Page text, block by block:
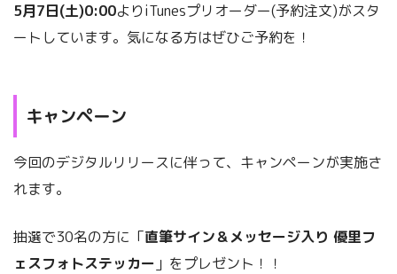
5月7日(土)0:00よりiTunesプリオーダー(予約注文)がスタ
ートしています。気になる方はぜひご予約を！
キャンペーン
今回のデジタルリリースに伴って、キャンペーンが実施さ
れます。
抽選で30名の方に「直筆サイン＆メッセージ入り 優里フ
ェスフォトステッカー 」をプレゼント！！